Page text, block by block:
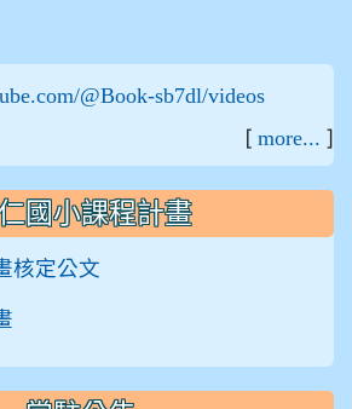
[ more... ]
國小課程計畫
核定公文